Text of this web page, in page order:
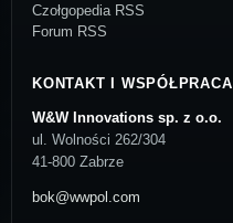
Czołgopedia RSS
Forum RSS
KONTAKT I WSPÓŁPRACA
W&W Innovations sp. z o.o.
ul. Wolności 262/304
41-800 Zabrze
bok@wwpol.com